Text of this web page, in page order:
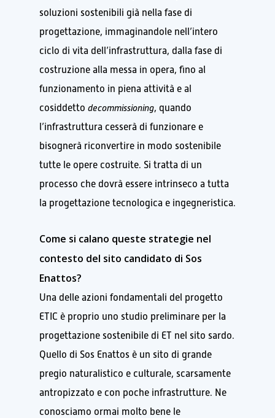
soluzioni sostenibili già nella fase di
progettazione, immaginandole nell’intero
ciclo di vita dell’infrastruttura, dalla fase di
costruzione alla messa in opera, fino al
funzionamento in piena attività e al
cosiddetto decommissioning, quando
l’infrastruttura cesserà di funzionare e
bisognerà riconvertire in modo sostenibile
tutte le opere costruite. Si tratta di un
processo che dovrà essere intrinseco a tutta
la progettazione tecnologica e ingegneristica.
Come si calano queste strategie nel
contesto del sito candidato di Sos
Enattos?
Una delle azioni fondamentali del progetto
ETIC è proprio uno studio preliminare per la
progettazione sostenibile di ET nel sito sardo.
Quello di Sos Enattos è un sito di grande
pregio naturalistico e culturale, scarsamente
antropizzato e con poche infrastrutture. Ne
conosciamo ormai molto bene le